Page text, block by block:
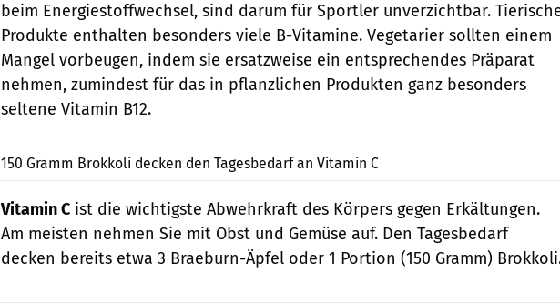
beim Energiestoffwechsel, sind darum für Sportler unverzichtbar.
Produkte enthalten besonders viele B-Vitamine. Vegetarier sollten einem
Mangel vorbeugen, indem sie ersatzweise ein entsprechendes Präparat
nehmen, zumindest für das in pflanzlichen Produkten ganz besonders
seltene Vitamin B12.
150 Gramm Brokkoli decken den Tagesbedarf an Vitamin C
Vitamin C ist die wichtigste Abwehrkraft des Körpers gegen Erkältungen.
Am meisten nehmen Sie mit Obst und Gemüse auf. Den Tagesbedarf
decken bereits etwa 3 Braeburn-Äpfel oder 1 Portion (150 Gramm)